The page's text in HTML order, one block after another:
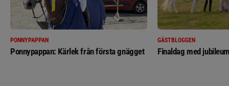
PONNYPAPPAN
Ponnypappan: Kärlek från första gnägget
GÄSTBLOGGEN
Finaldag med